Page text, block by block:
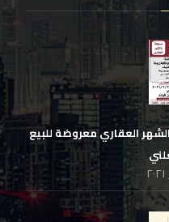
العقاري معروضة للبيع